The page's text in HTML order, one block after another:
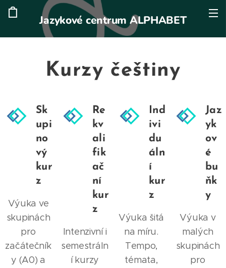
Jazykové centrum ALPHABET
Kurzy češtiny
Sk
upi
no
vý
kur
z
Výuka ve
skupinách
pro
začátečník
y (A0) a
Re
kv
ali
fik
ač
ní
kur
z
Intenzivní i
semestráln
í kurzy
Ind
ivi
du
áln
í
kur
z
Výuka šitá
na míru.
Tempo,
témata,
Jaz
yk
ov
é
bu
ňk
y
Výuka v
malých
skupinách
pro